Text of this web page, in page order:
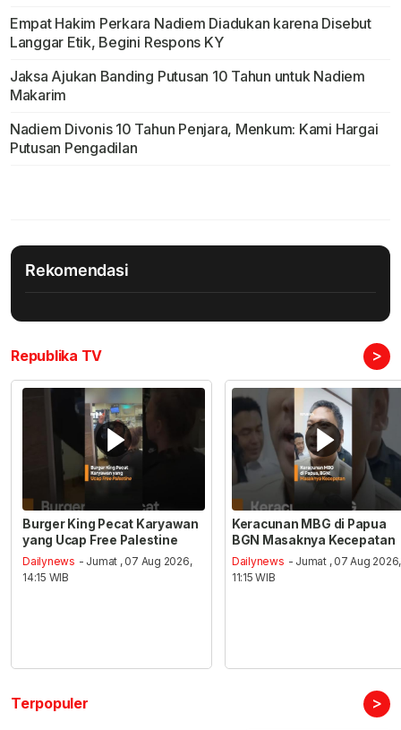
Empat Hakim Perkara Nadiem Diadukan karena Disebut
Langgar Etik, Begini Respons KY
Jaksa Ajukan Banding Putusan 10 Tahun untuk Nadiem
Makarim
Nadiem Divonis 10 Tahun Penjara, Menkum: Kami Hargai
Putusan Pengadilan
Rekomendasi
Republika TV >
Burger King Pecat Karyawan
yang Ucap Free Palestine
Dailynews - Jumat , 07 Aug 2026,
14:15 WIB
Keracunan MBG di Papua
BGN Masaknya Kecepatan
Dailynews - Jumat , 07 Aug 2026,
11:15 WIB
Terpopuler >